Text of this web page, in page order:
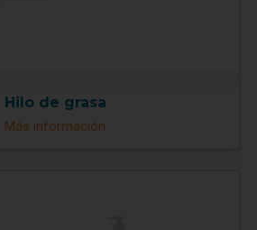
Hilo de grasa
Más información